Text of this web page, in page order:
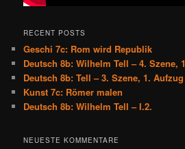
RECENT POSTS
Geschi 7c: Rom wird Republik
Deutsch 8b: Wilhelm Tell – 4. Szene,
Deutsch 8b: Tell – 3. Szene, 1. Aufzug
Kunst 7c: Römer malen
Deutsch 8b: Wilhelm Tell – I.2.
NEUESTE KOMMENTARE